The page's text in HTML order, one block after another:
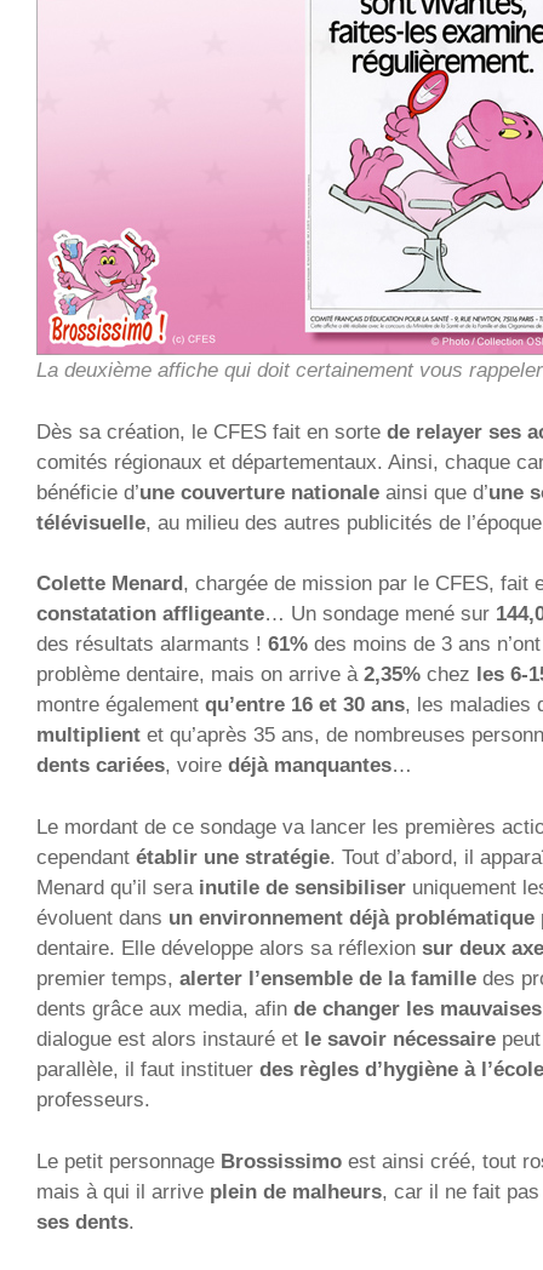
La deuxième affiche qui doit certainement vous
Dès sa création, le CFES fait en sorte de relayer ses
comités régionaux et départementaux. Ainsi, chaque
bénéficie d’une couverture nationale ainsi que d’une
télévisuelle, au milieu des autres publicités de
Colette Menard, chargée de mission par le CFES, fait
constatation affligeante… Un sondage mené sur
des résultats alarmants ! 61% des moins de 3 ans
problème dentaire, mais on arrive à 2,35% chez les 6-
montre également qu’entre 16 et 30 ans, les maladies
multiplient et qu’après 35 ans, de nombreuses
dents cariées, voire déjà manquantes…
Le mordant de ce sondage va lancer les premières
cependant établir une stratégie. Tout d’abord, il
Menard qu’il sera inutile de sensibiliser uniquement
évoluent dans un environnement déjà problématique
dentaire. Elle développe alors sa réflexion sur deux
premier temps, alerter l’ensemble de la famille des
dents grâce aux media, afin de changer les
dialogue est alors instauré et le savoir nécessaire
parallèle, il faut instituer des règles d’hygiène à l’école
professeurs.
Le petit personnage Brossissimo est ainsi créé, tout
mais à qui il arrive plein de malheurs, car il ne fait
ses dents.